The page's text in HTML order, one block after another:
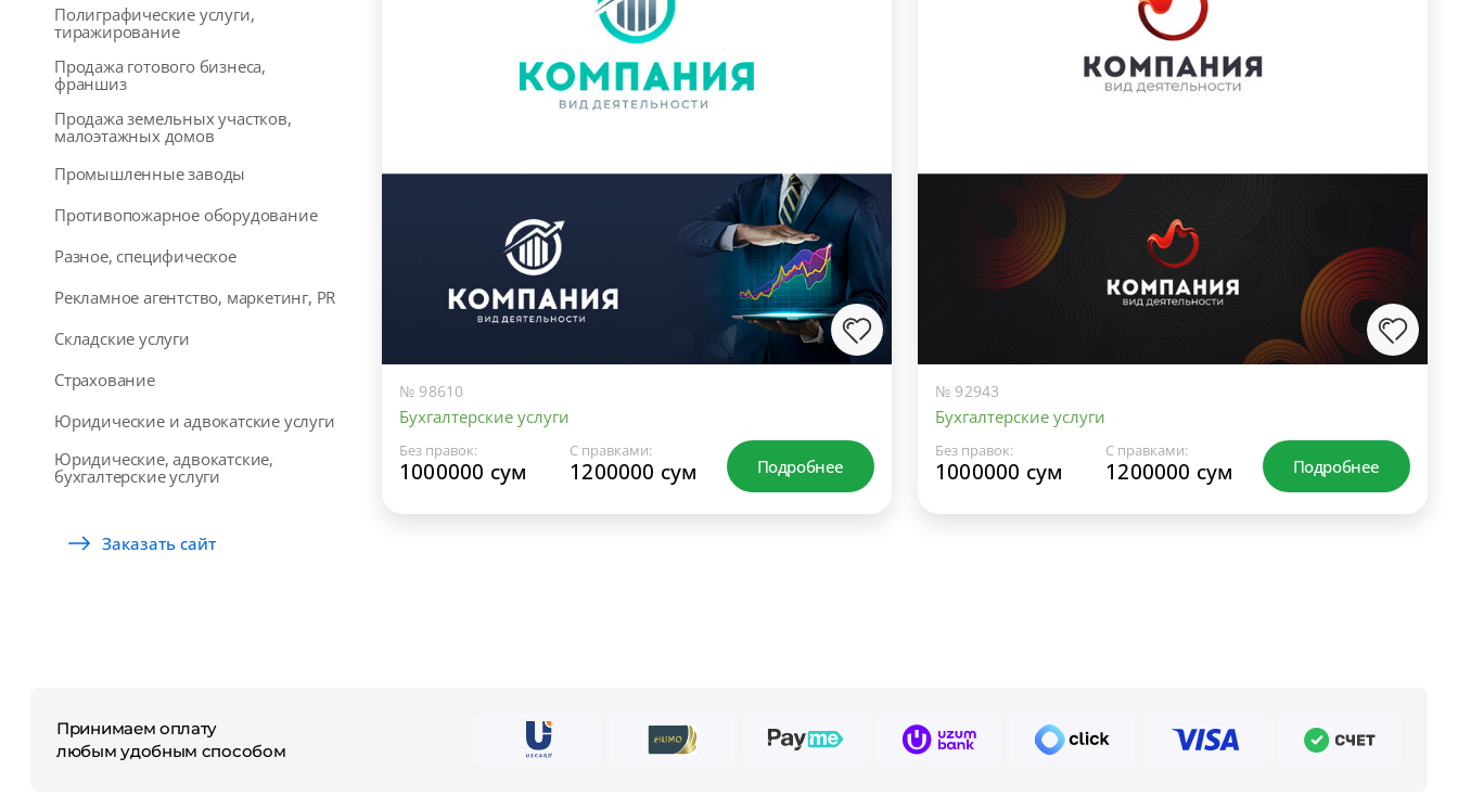
Полиграфические услуги,
тиражирование
Продажа готового бизнеса,
франшиз
Продажа земельных участков,
малоэтажных домов
Промышленные заводы
Противопожарное оборудование
Разное, специфическое
Рекламное агентство, маркетинг, PR
Складские услуги
Страхование
Юридические и адвокатские услуги
Юридические, адвокатские,
бухгалтерские услуги
Заказать сайт
№ 98610
Бухгалтерские услуги
Без правок:
1000000 сум
С правками:
1200000 сум Подробнее
№ 92943
Бухгалтерские услуги
Без правок:
1000000 сум
С правками:
1200000 сум Подробнее
Принимаем оплату
любым удобным способом